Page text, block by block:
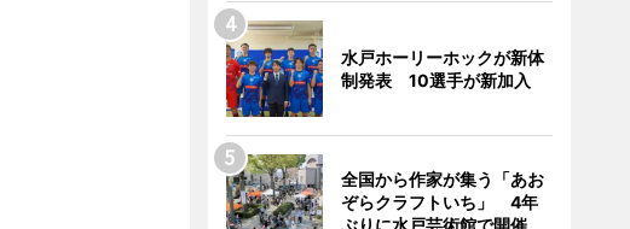
水戸ホーリーホックが新体
制発表 10選手が新加入
全国から作家が集う「あお
ぞらクラフトいち」 4年
ぶりに水戸芸術館で開催